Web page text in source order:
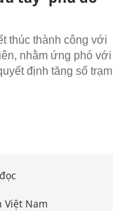
thúc thành công với
nhằm ứng phó với
định tăng số trạm
Việt Nam